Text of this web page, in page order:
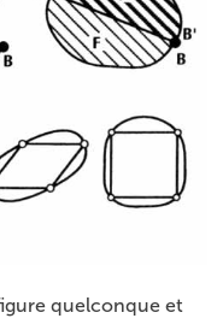
quelconque et